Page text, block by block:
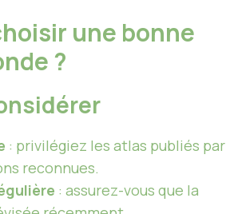
une bonne
?
: privilégiez les atlas publiés par
reconnues.
: assurez-vous que la